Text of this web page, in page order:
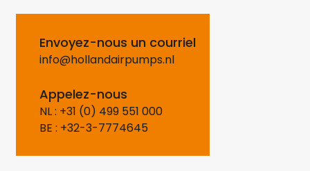
Envoyez-nous un courriel
info@hollandairpumps.nl
Appelez-nous
NL : +31 (0) 499 551 000
BE : +32-3-7774645